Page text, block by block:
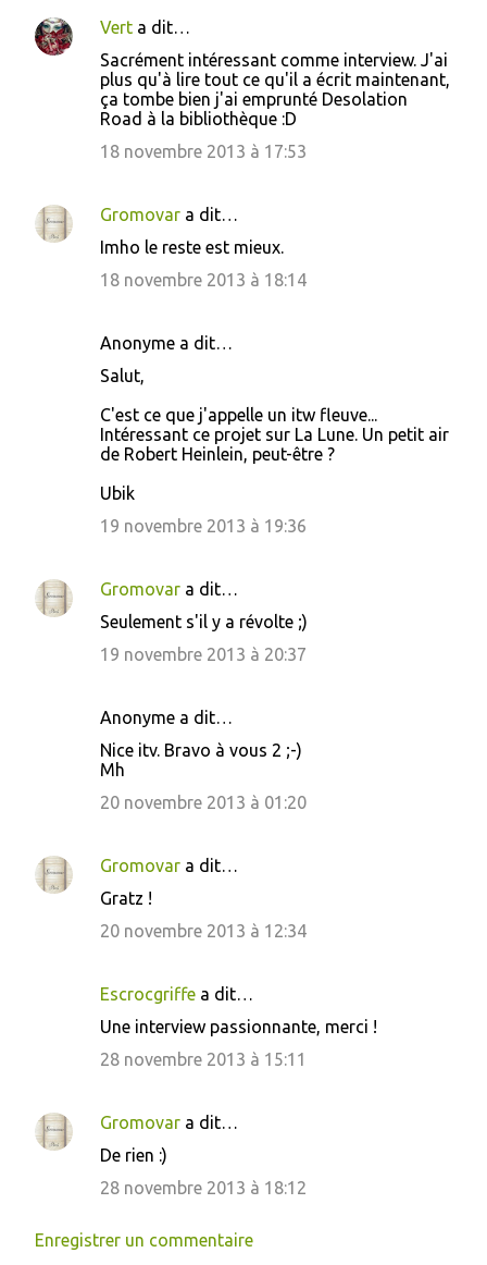
Vert a dit…
Sacrément intéressant comme interview. J'ai
plus qu'à lire tout ce qu'il a écrit maintenant,
ça tombe bien j'ai emprunté Desolation
Road à la bibliothèque :D
18 novembre 2013 à 17:53
Gromovar a dit…
Imho le reste est mieux.
18 novembre 2013 à 18:14
Anonyme a dit…
Salut,
C'est ce que j'appelle un itw fleuve...
Intéressant ce projet sur La Lune. Un petit air
de Robert Heinlein, peut-être ?
Ubik
19 novembre 2013 à 19:36
Gromovar a dit…
Seulement s'il y a révolte ;)
19 novembre 2013 à 20:37
Anonyme a dit…
Nice itv. Bravo à vous 2 ;-)
Mh
20 novembre 2013 à 01:20
Gromovar a dit…
Gratz !
20 novembre 2013 à 12:34
Escrocgriffe a dit…
Une interview passionnante, merci !
28 novembre 2013 à 15:11
Gromovar a dit…
De rien :)
28 novembre 2013 à 18:12
Enregistrer un commentaire